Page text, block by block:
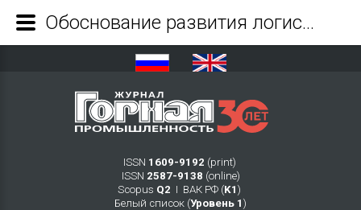
ISSN 1609-9192 (print)
ISSN 2587-9138 (online)
Scopus Q2 Ι ВАК РФ (K1 )
Белый список (Уровень 1 )
Обоснование развития логистической системы Светлинского карьера с учетом перспектив перехода на комбинированную геотехнологию - Журнал Горная промышленность